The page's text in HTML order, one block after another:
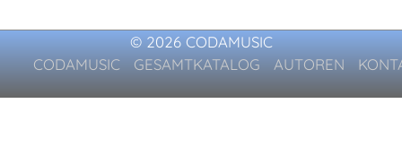
© 2026 CODAMUSIC
CODAMUSIC
GESAMTKATALOG AUTOREN